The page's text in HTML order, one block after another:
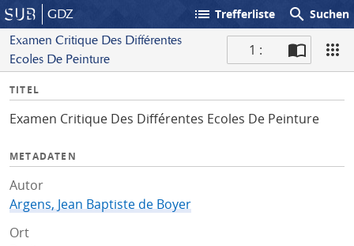
GDZ list Trefferliste search Suchen
Examen Critique Des Différentes
Ecoles De Peinture
1 :
I
f
TITEL
Examen Critique Des Différentes Ecoles De Peinture
METADATEN
Autor
Argens, Jean Baptiste de Boyer
Ort